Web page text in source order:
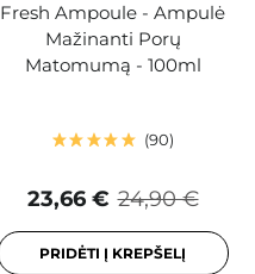
Fresh Ampoule - Ampulė
Mažinanti Porų
Matomumą - 100ml
90
24,90 €
23,66 €
PRIDĖTI Į KREPŠELĮ